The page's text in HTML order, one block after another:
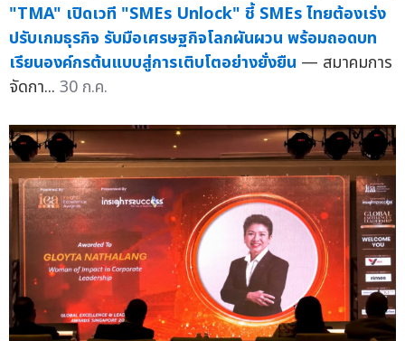
"TMA" เปิดเวที "SMEs Unlock" ชี้ SMEs ไทยต้องเร่ง
ปรับเกมธุรกิจ รับมือเศรษฐกิจโลกผันผวน พร้อมถอดบท
เรียนองค์กรต้นแบบสู่การเติบโตอย่างยั่งยืน — สมาคมการ
จัดกา... 30 ก.ค.